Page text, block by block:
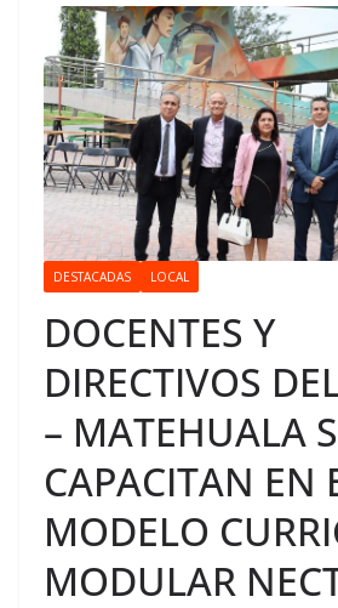
DESTACADAS LOCAL
DOCENTES Y
DIRECTIVOS
– MATEHUALA
CAPACITAN EN
MODELO
MODULAR